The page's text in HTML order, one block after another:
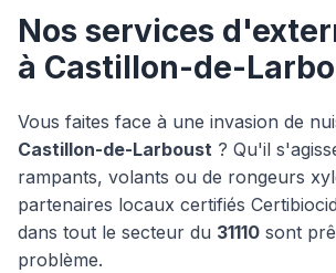
Nos services
à Castillon-de-
Vous faites face à une invasion de
Castillon-de-Larboust ? Qu'il
rampants, volants ou de rongeurs
partenaires locaux certifiés
dans tout le secteur du 31110 sont
problème.